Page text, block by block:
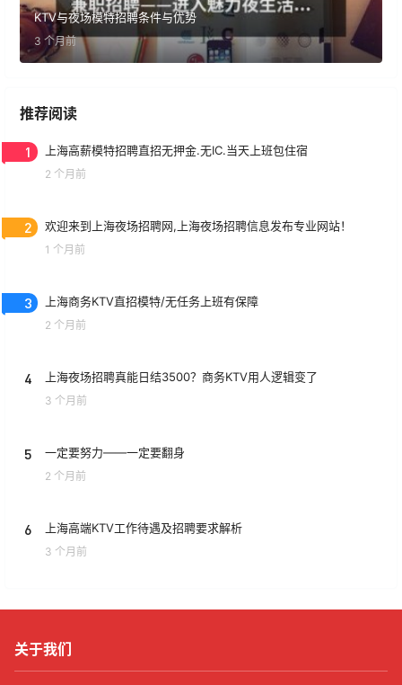
KTV与夜场模特招聘条件与优势
3 个月前
推荐阅读
1 上海高薪模特招聘直招无押金.无IC.当天上班包住宿
2 个月前
2 欢迎来到上海夜场招聘网,上海夜场招聘信息发布专业网站！
1 个月前
3 上海商务KTV直招模特/无任务上班有保障
2 个月前
4 上海夜场招聘真能日结3500？商务KTV用人逻辑变了
3 个月前
5 一定要努力——一定要翻身
2 个月前
6 上海高端KTV工作待遇及招聘要求解析
3 个月前
关于我们